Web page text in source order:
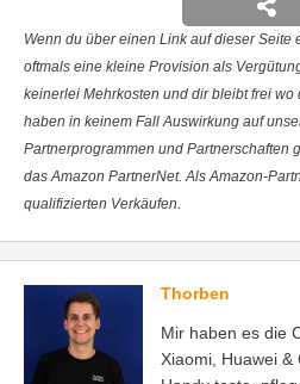
Wenn du über einen Link auf dieser Seite
oftmals eine kleine Provision als
keinerlei Mehrkosten und dir bleibt frei
haben in keinem Fall Auswirkung auf
Partnerprogrammen und Partnerschaften
das Amazon PartnerNet. Als Amazon-
qualifizierten Verkäufen.
Thorben
Mir haben es die
Xiaomi, Huawei &